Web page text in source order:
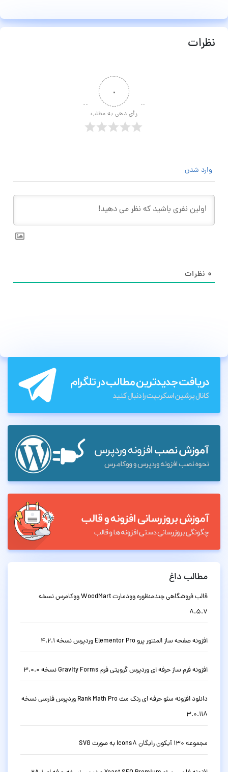
نظرات
۰
رأی دهی به مطلب
وارد شدن
۰ نظرات
مطالب داغ
قالب فروشگاهی چندمنظوره وودمارت WoodMart ووکامرس نسخه
8.5.7
افزونه صفحه ساز المنتور پرو Elementor Pro وردپرس نسخه 4.2.1
افزونه فرم ساز حرفه ای وردپرس گرویتی فرم Gravity Forms نسخه 3.0.0
دانلود افزونه سئو حرفه ای رنک مث Rank Math Pro وردپرس فارسی نسخه
3.0.118
مجموعه 130 آیکون رایگان Icons8 به صورت SVG